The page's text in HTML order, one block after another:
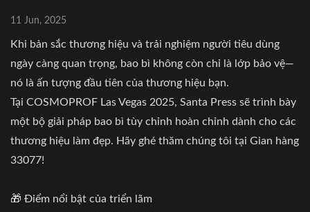
11 Jun, 2025
Khi bản sắc thương hiệu và trải nghiệm người tiêu dùng
ngày càng quan trọng, bao bì không còn chỉ là lớp bảo vệ—
nó là ấn tượng đầu tiên của thương hiệu bạn.
Tại COSMOPROF Las Vegas 2025, Santa Press sẽ trình bày
một bộ giải pháp bao bì tùy chỉnh hoàn chỉnh dành cho các
thương hiệu làm đẹp. Hãy ghé thăm chúng tôi tại Gian hàng
33077!
🎁 Điểm nổi bật của triển lãm